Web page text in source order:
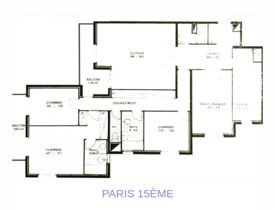
PARIS 15ÈME